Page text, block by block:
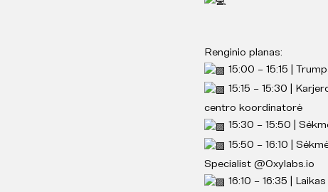
Renginio planas:
15:00 – 15:15 |
15:15 – 15:30 |
centro koordinatorė
15:30 – 15:50 |
15:50 – 16:10 |
Specialist @Oxylabs.io
16:10 – 16:35 |